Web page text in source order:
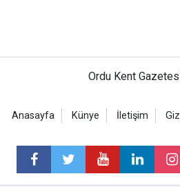
Ordu Kent
Anasayfa Künye İletişim